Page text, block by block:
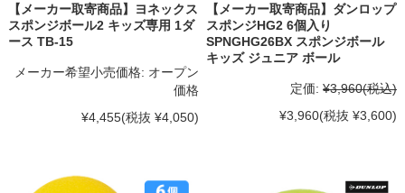
【メーカー取寄商品】ヨネックス
スポンジボール2 キッズ専用 1ダ
ース TB-15
メーカー希望小売価格: オープン
価格
¥4,455(税抜 ¥4,050)
【メーカー取寄商品】ダンロップ
スポンジHG2 6個入り
SPNGHG26BX スポンジボール
キッズ ジュニア ボール
定価: ¥3,960(税込)
¥3,960(税抜 ¥3,600)